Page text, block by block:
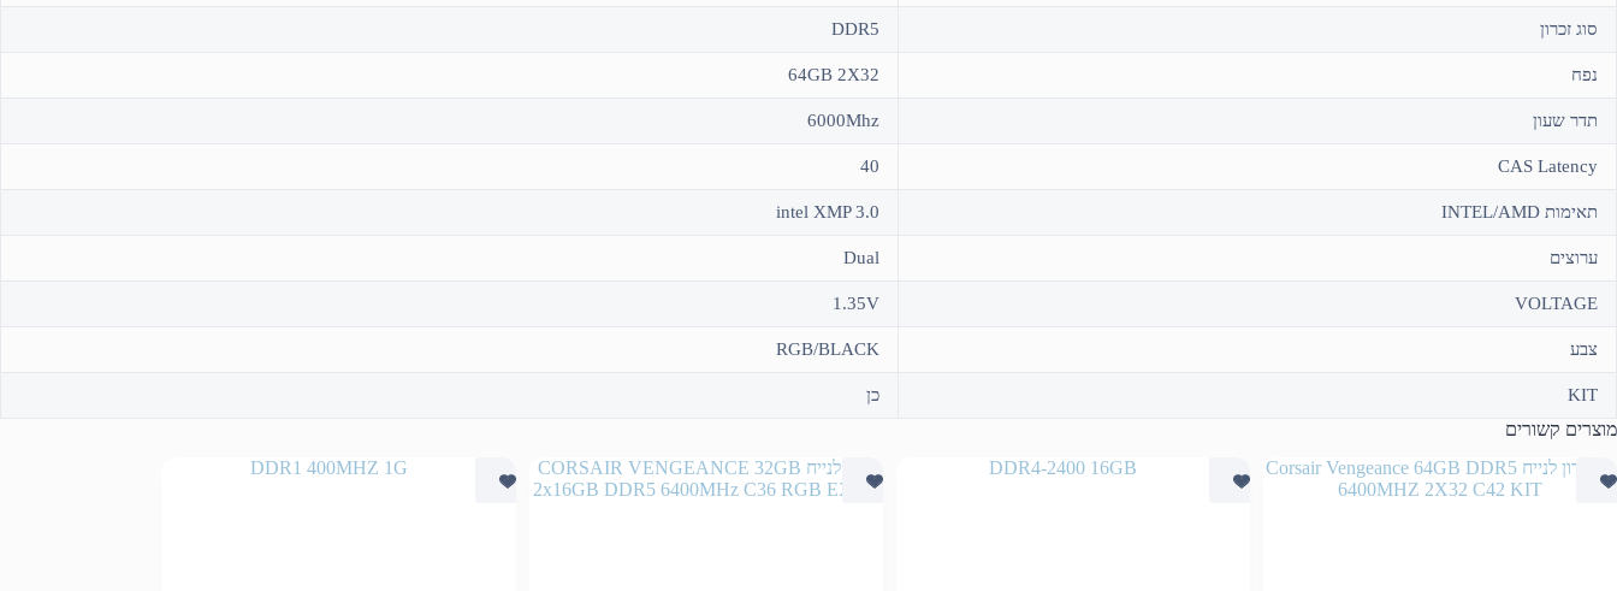
סוג זכרון DDR5
נפח 64GB 2X32
תדר שעון 6000Mhz
CAS Latency
40
תאימות INTEL/AMD intel XMP 3.0
ערוצים Dual
VOLTAGE
1.35V
צבע RGB/BLACK
KIT כן
מוצרים קשורים